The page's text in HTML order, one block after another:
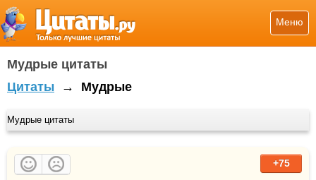
Меню
Мудрые цитаты
Цитаты → Мудрые
Мудрые цитаты
+75